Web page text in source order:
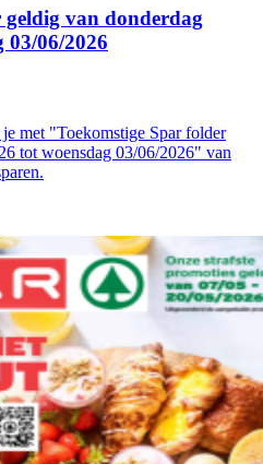
van donderdag
03/06/2026
met "Toekomstige Spar folder
tot woensdag 03/06/2026" van